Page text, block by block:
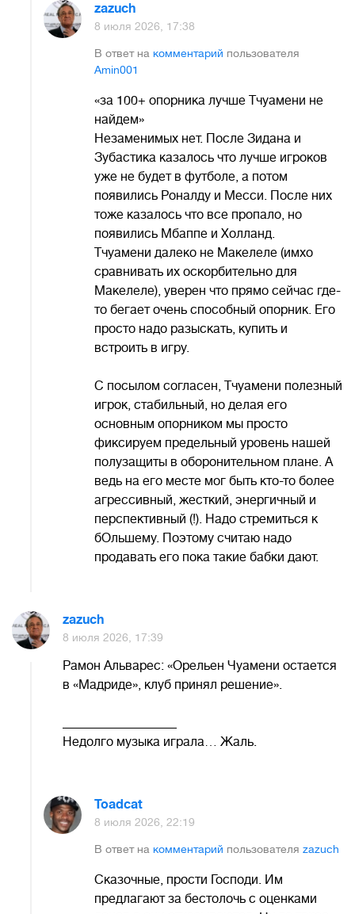
zazuch
8 июля 2026, 17:38
В ответ на комментарий пользователя
Amin001
«за 100+ опорника лучше Тчуамени не
найдем»
Незаменимых нет. После Зидана и
Зубастика казалось что лучше игроков
уже не будет в футболе, а потом
появились Роналду и Месси. После них
тоже казалось что все пропало, но
появились Мбаппе и Холланд.
Тчуамени далеко не Макелеле (имхо
сравнивать их оскорбительно для
Макелеле), уверен что прямо сейчас где-
то бегает очень способный опорник. Его
просто надо разыскать, купить и
встроить в игру.
С посылом согласен, Тчуамени полезный
игрок, стабильный, но делая его
основным опорником мы просто
фиксируем предельный уровень нашей
полузащиты в оборонительном плане. А
ведь на его месте мог быть кто-то более
агрессивный, жесткий, энергичный и
перспективный (!). Надо стремиться к
бОльшему. Поэтому считаю надо
продавать его пока такие бабки дают.
zazuch
8 июля 2026, 17:39
Рамон Альварес: «Орельен Чуамени остается
в «Мадриде», клуб принял решение».
Недолго музыка играла… Жаль.
Toadcat
8 июля 2026, 22:19
В ответ на комментарий пользователя zazuch
Сказочные, прости Господи. Им
предлагают за бестолочь с оценками